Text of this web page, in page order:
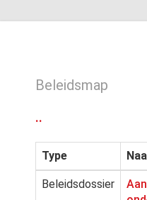
Beleidsmap
..
Type
Beleidsdossier